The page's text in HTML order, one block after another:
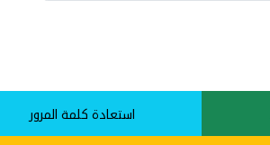
استعادة كلمة المرور